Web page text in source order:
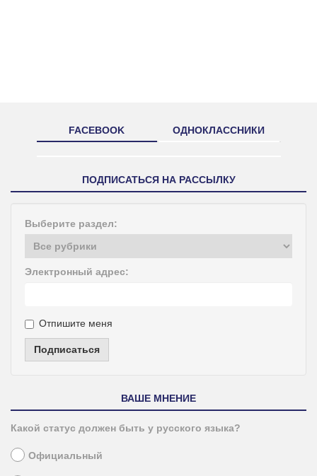
FACEBOOK ОДНОКЛАССНИКИ
ПОДПИСАТЬСЯ НА РАССЫЛКУ
Выберите раздел:
Электронный адрес:
Отпишите меня
Подписаться
ВАШЕ МНЕНИЕ
Какой статус должен быть у русского языка?
Официальный